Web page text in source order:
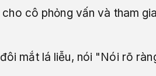
cô phỏng vấn và tham
mắt lá liễu, nói "Nói rõ